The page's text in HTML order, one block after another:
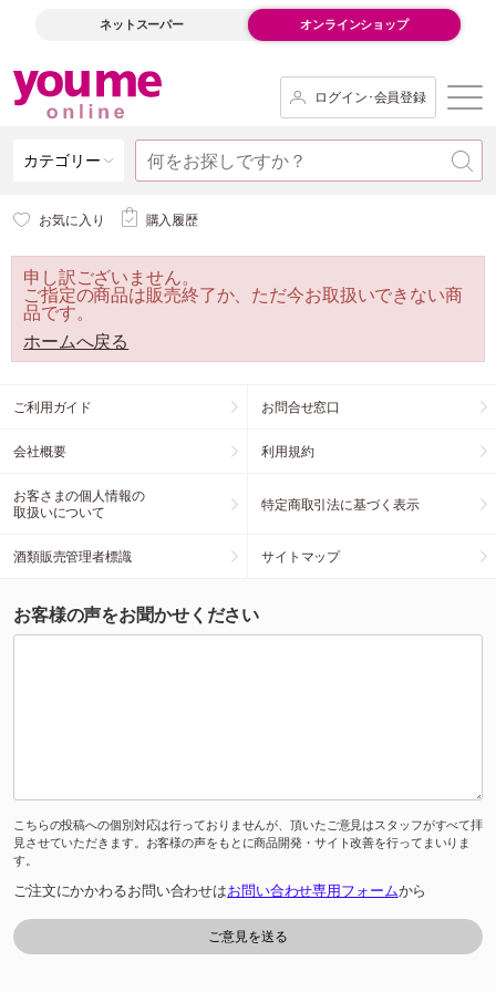
ネットスーパー オンラインショップ
ログイン･会員登録
カテゴリー
お気に入り 購入履歴
申し訳ございません。
ご指定の商品は販売終了か、ただ今お取扱いできない商
品です。
ホームへ戻る
ご利用ガイド お問合せ窓口
会社概要 利用規約
お客さまの個人情報の
取扱いについて
特定商取引法に基づく表示
酒類販売管理者標識 サイトマップ
お客様の声をお聞かせください
こちらの投稿への個別対応は行っておりませんが、頂いたご意見はスタッフがすべて拝
見させていただきます。お客様の声をもとに商品開発・サイト改善を行ってまいりま
す。
ご注文にかかわるお問い合わせはお問い合わせ専用フォームから